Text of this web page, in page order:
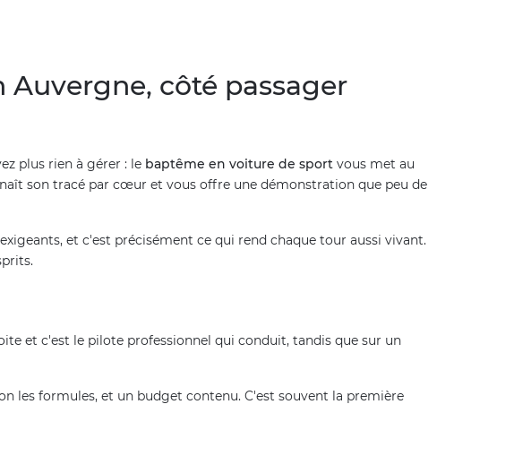
côté passager
plus rien à gérer : le baptême en voiture de sport vous met au
son tracé par cœur et vous offre une démonstration que peu de
et c'est précisément ce qui rend chaque tour aussi vivant.
et c'est le pilote professionnel qui conduit, tandis que sur un
les formules, et un budget contenu. C'est souvent la première